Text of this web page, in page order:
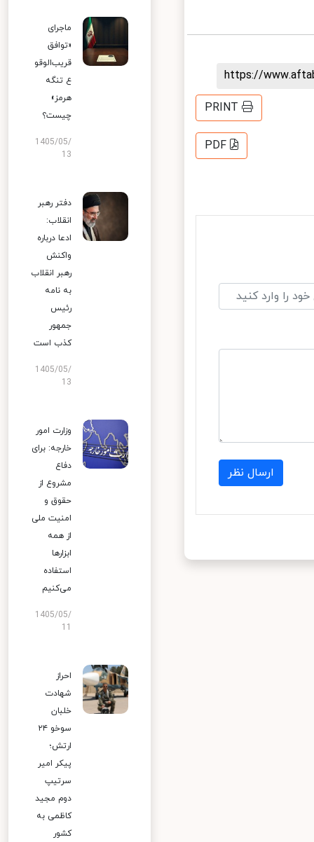
https://
PRINT
PDF
ارسال نظر
ماجرای
«توافق
قریب‌الوقو
ع تنگه
هرمز»
چیست؟
1405/05/
13
دفتر رهبر
انقلاب:
ادعا درباره
واکنش
رهبر انقلاب
به نامه
رئیس
جمهور
کذب است
1405/05/
13
وزارت امور
خارجه: برای
دفاع
مشروع از
حقوق و
امنیت ملی
از همه
ابزارها
استفاده
می‌کنیم
1405/05/
احراز
شهادت
خلبان
سوخو ۲۴
ارتش؛
پیکر امیر
سرتیپ
دوم مجید
کاظمی به
کشور